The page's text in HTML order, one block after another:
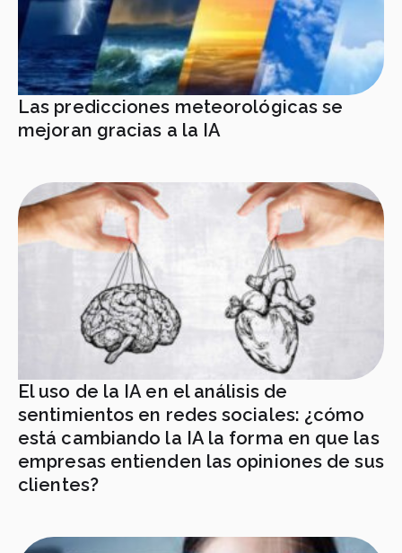
Las predicciones meteorológicas se
mejoran gracias a la IA
El uso de la IA en el análisis de
sentimientos en redes sociales: ¿cómo
está cambiando la IA la forma en que las
empresas entienden las opiniones de sus
clientes?